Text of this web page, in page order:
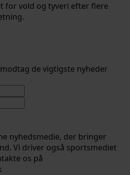
for vold og tyveri efter flere
de vigtigste nyheder
nyhedsmedie, der bringer
Vi driver også sportsmediet
os på